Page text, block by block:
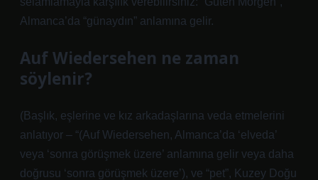
Almanca’da “günaydın” anlamına gelir.
Auf Wiedersehen ne zaman
söylenir?
(Başlık, eşlerine ve kız arkadaşlarına veda etmelerini
anlatıyor – “(Auf Wiedersehen, Almanca’da ‘elveda’
veya ‘sonra görüşmek üzere’ anlamına gelir veya daha
doğrusu ‘sonra görüşmek üzere’), ve “pet”, Kuzey Doğu